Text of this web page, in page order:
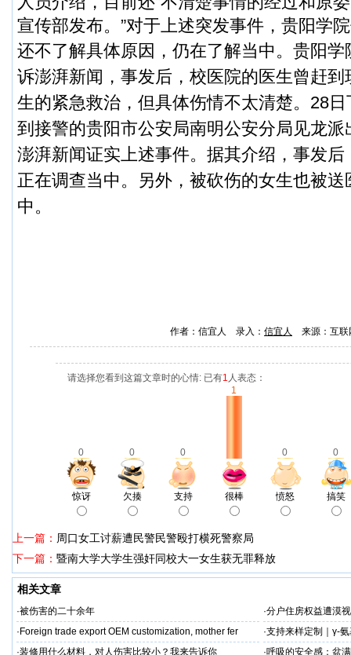
宣传部发布。”对于上述突发事件，贵阳学
还不了解具体原因，仍在了解当中。 贵阳学
诉澎湃新闻，事发后，校医院的医生曾赶
生的紧急救治，但具体伤情不太清楚。 28
到接警的贵阳市公安局南明公安分局见龙
澎湃新闻证实上述事件。据其介绍，事发
正在调查当中。另外，被砍伤的女生也被
中。
作者：信宜人 录入： 信宜人 来源：互
请选择您看到这篇文章时的心情: 已有1 人表态：
0 0 0
1
0 0
惊讶 欠揍 支持 很棒 愤怒 搞笑
上一篇： 周口女工讨薪遭民警民警殴打横死警察局
下一篇： 暨南大学大学生强奸同校大一女生获无罪释放
相关文章
·被伤害的二十余年 ·分户住房权益遭漠视
· Foreign trade export OEM customization, mother fer ·支持来样定制｜γ-
全流程开发（含五重
·装修用什么材料，对人伤害比较小？我来告诉你 ·呼吸的安全感：盆